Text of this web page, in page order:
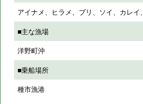
アイナメ、ヒラメ、ブリ、ソイ、カレイ
■主な漁場
洋野町沖
■乗船場所
種市漁港